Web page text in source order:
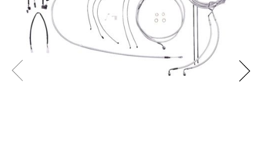
HIGH-TECH-MOTORRAD
MOTORRAD-AIRBAG
MOTORRADTEILE UND WERKZEUGE